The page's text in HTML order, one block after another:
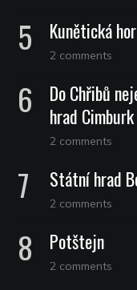
Kunětická
2 comments
Do Chřibů
hrad Cimburk
2 comments
Státní hrad
2 comments
Potštejn
2 comments